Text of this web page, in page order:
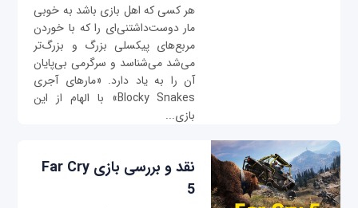
هر کسی که اهل بازی‌ باشد به خوبی
مار دوست‌داشتنی‌ای را که با خوردن
مربع‌های پیکسلی بزرگ و بزرگ‌تر
می‌شد می‌شناسد و سرگرمی بی‌پایان
آن را به یاد دارد. «مارهای آجری
Blocky Snakes» با الهام از این
بازی...
نقد و بررسی بازی Far Cry
5